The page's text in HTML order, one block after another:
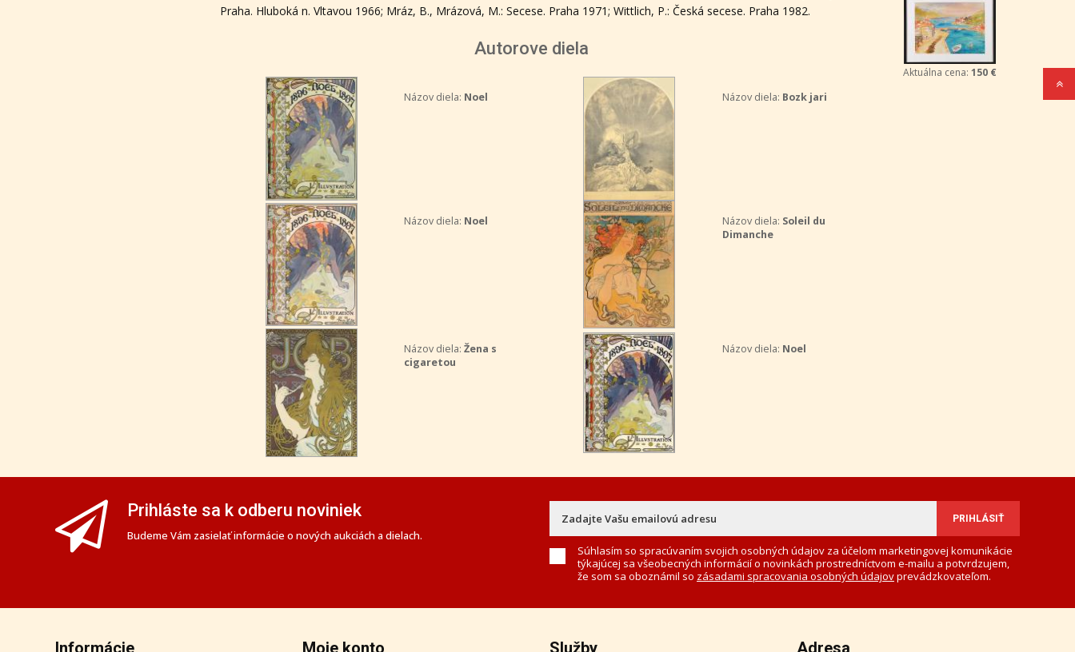
Praha. Hluboká n. Vltavou 1966; Mráz, B., Mrázová, M.: Secese. Praha 1971; Wittlich, P.: Česká secese. Praha 1982.
Autorove diela
Názov diela: Noel Názov diela: Bozk jari
Názov diela: Noel Názov diela: Soleil du
Dimanche
Názov diela: Žena s
cigaretou
Názov diela: Noel
Aktuálna cena: 150 €
Prihláste sa k odberu noviniek
Budeme Vám zasielať informácie o nových aukciách a dielach.
Súhlasím so spracúvaním svojich osobných údajov za účelom marketingovej komunikácie
týkajúcej sa všeobecných informácií o novinkách prostredníctvom e-mailu a potvrdzujem,
že som sa oboznámil so zásadami spracovania osobných údajovprevádzkovateľom.
Informácie Moje konto Služby Adresa